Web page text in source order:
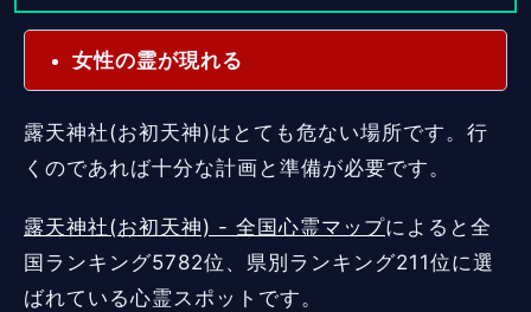
女性の霊が現れる
露天神社(お初天神)はとても危ない場所です。行
くのであれば十分な計画と準備が必要です。
露天神社(お初天神) - 全国心霊マップによると全
国ランキング5782位、県別ランキング211位に選
ばれている心霊スポットです。